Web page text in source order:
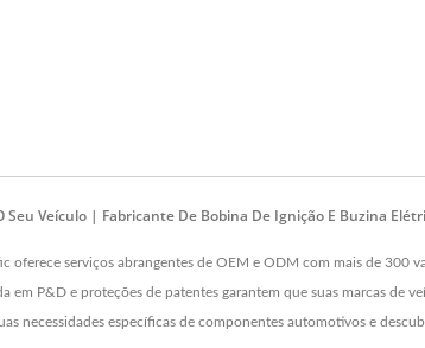
Seu Veículo | Fabricante De Bobina De Ignição E Buzina
oferece serviços abrangentes de OEM e ODM com mais de 300
em P&D e proteções de patentes garantem que suas marcas de
necessidades específicas de componentes automotivos e